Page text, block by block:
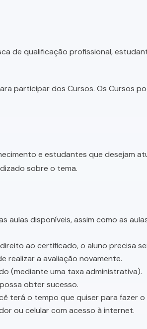
de qualificação profissional,
participar dos Cursos. Os Cursos
e estudantes que desejam
sobre o tema.
disponíveis, assim como as
ao certificado, o aluno precisa
realizar a avaliação novamente.
(mediante uma taxa administrativa).
obter sucesso.
terá o tempo que quiser para fazer
ou celular com acesso à internet.